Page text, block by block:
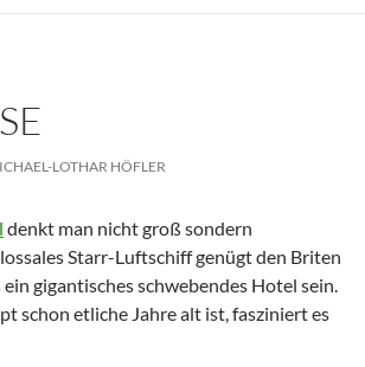
LOTHAR HÖFLER
denkt man nicht groß sondern
Starr-Luftschiff genügt den Briten
ein gigantisches schwebendes Hotel sein.
schon etliche Jahre alt ist, fasziniert es